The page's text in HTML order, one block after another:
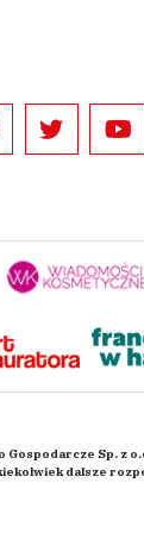
Gospodarcze Sp. z
dalsze